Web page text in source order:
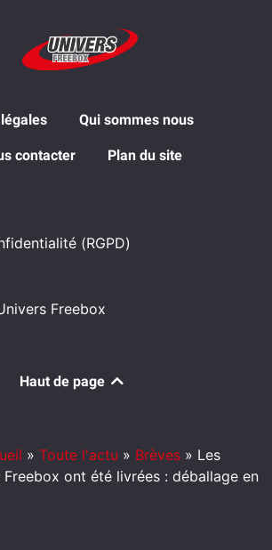
Qui sommes nous
contacter Plan du site
(RGPD)
Freebox
Haut de page
» Toute l'actu » Brèves » Les
Freebox ont été livrées : déballage en